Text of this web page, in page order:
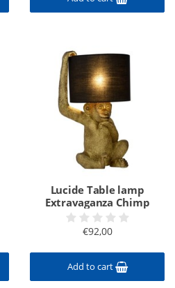
Lucide Table lamp
Extravaganza Chimp
€92,00
Add to cart